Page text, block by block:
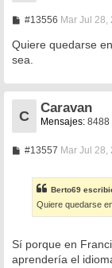
#13556M
n
s
e
Mar Jul 28,
Quiere quedarse
sea.
C
Caravan
Mensajes: 8488
#13557M
a
j
e
Mar Jul 28,
Berto69
Quiere quedarse
Sí porque en
aprendería el